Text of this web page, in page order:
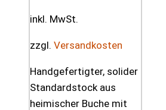
inkl. MwSt.
zzgl. Versandkosten
Handgefertigter, solider
Standardstock aus
heimischer Buche mit